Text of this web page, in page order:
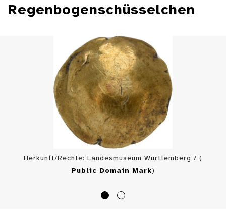
Regenbogenschüsselchen
Herkunft/Rechte: Landesmuseum Württemberg / (
Public Domain Mark)